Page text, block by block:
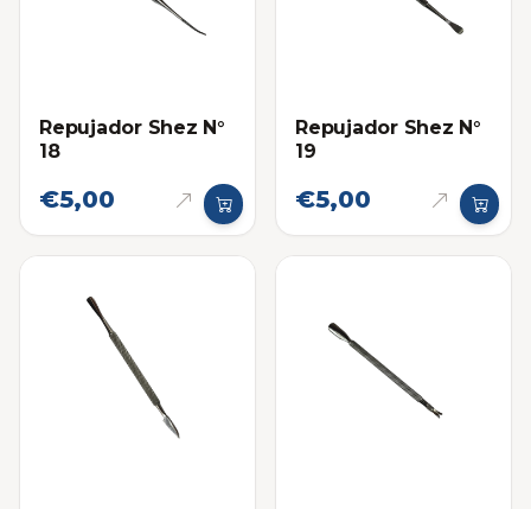
Repujador Shez N°
18
€5,00
Repujador Shez N°
19
€5,00